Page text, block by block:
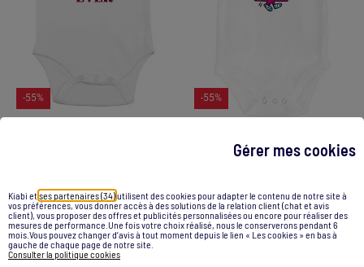
Gérer mes cookies
Kiabi etses partenaires (34)utilisent des cookies pour adapter le contenu de notre site à
vos préférences, vous donner accès à des solutions de la relation client (chat et avis
client), vous proposer des offres et publicités personnalisées ou encore pour réaliser des
mesures de performance.Une fois votre choix réalisé, nous le conserverons pendant 6
mois.Vous pouvez changer d’avis à tout moment depuis le lien « Les cookies » en bas à
gauche de chaque page de notre site.
Consulter la politique cookies
-55%
Voir le produit
-55%
Body MADAME BAVARDE
Voir le produit